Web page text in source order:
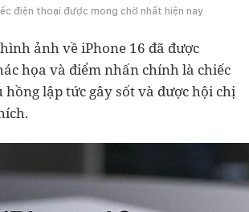
điện thoại được mong chờ nhất hiện nay
ảnh về iPhone 16 đã được
họa và điểm nhấn chính là chiếc
hồng lập tức gây sốt và được hội chị